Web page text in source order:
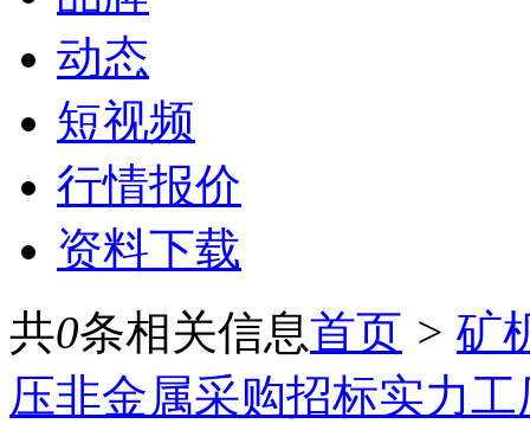
动态
短视频
行情报价
资料下载
共0条相关信息首页 > 矿
压非金属采购招标实力工